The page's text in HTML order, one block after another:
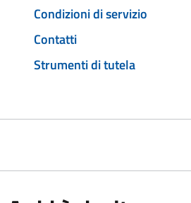
Condizioni di servizio
Contatti
Strumenti di tutela